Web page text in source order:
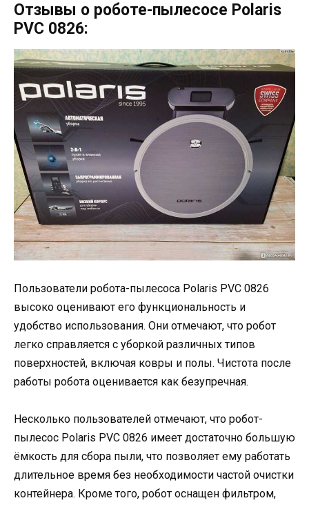
Отзывы о роботе-пылесосе Polaris
PVC 0826:
Пользователи робота-пылесоса Polaris PVC 0826
высоко оценивают его функциональность и
удобство использования. Они отмечают, что робот
легко справляется с уборкой различных типов
поверхностей, включая ковры и полы. Чистота после
работы робота оценивается как безупречная.
Несколько пользователей отмечают, что робот-
пылесос Polaris PVC 0826 имеет достаточно большую
ёмкость для сбора пыли, что позволяет ему работать
длительное время без необходимости частой очистки
контейнера. Кроме того, робот оснащен фильтром,